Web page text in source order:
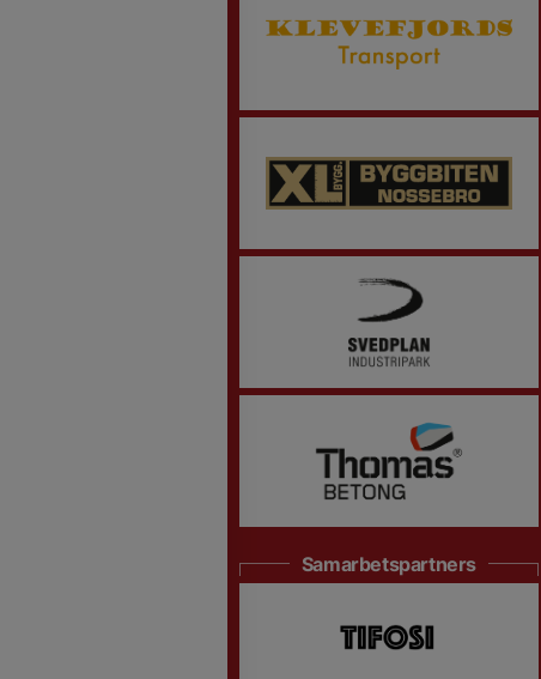
Samarbetspartners